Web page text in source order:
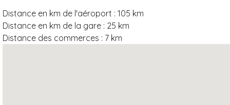
Distance en km de l'aéroport : 105 km
Distance en km de la gare : 25 km
Distance des commerces : 7 km